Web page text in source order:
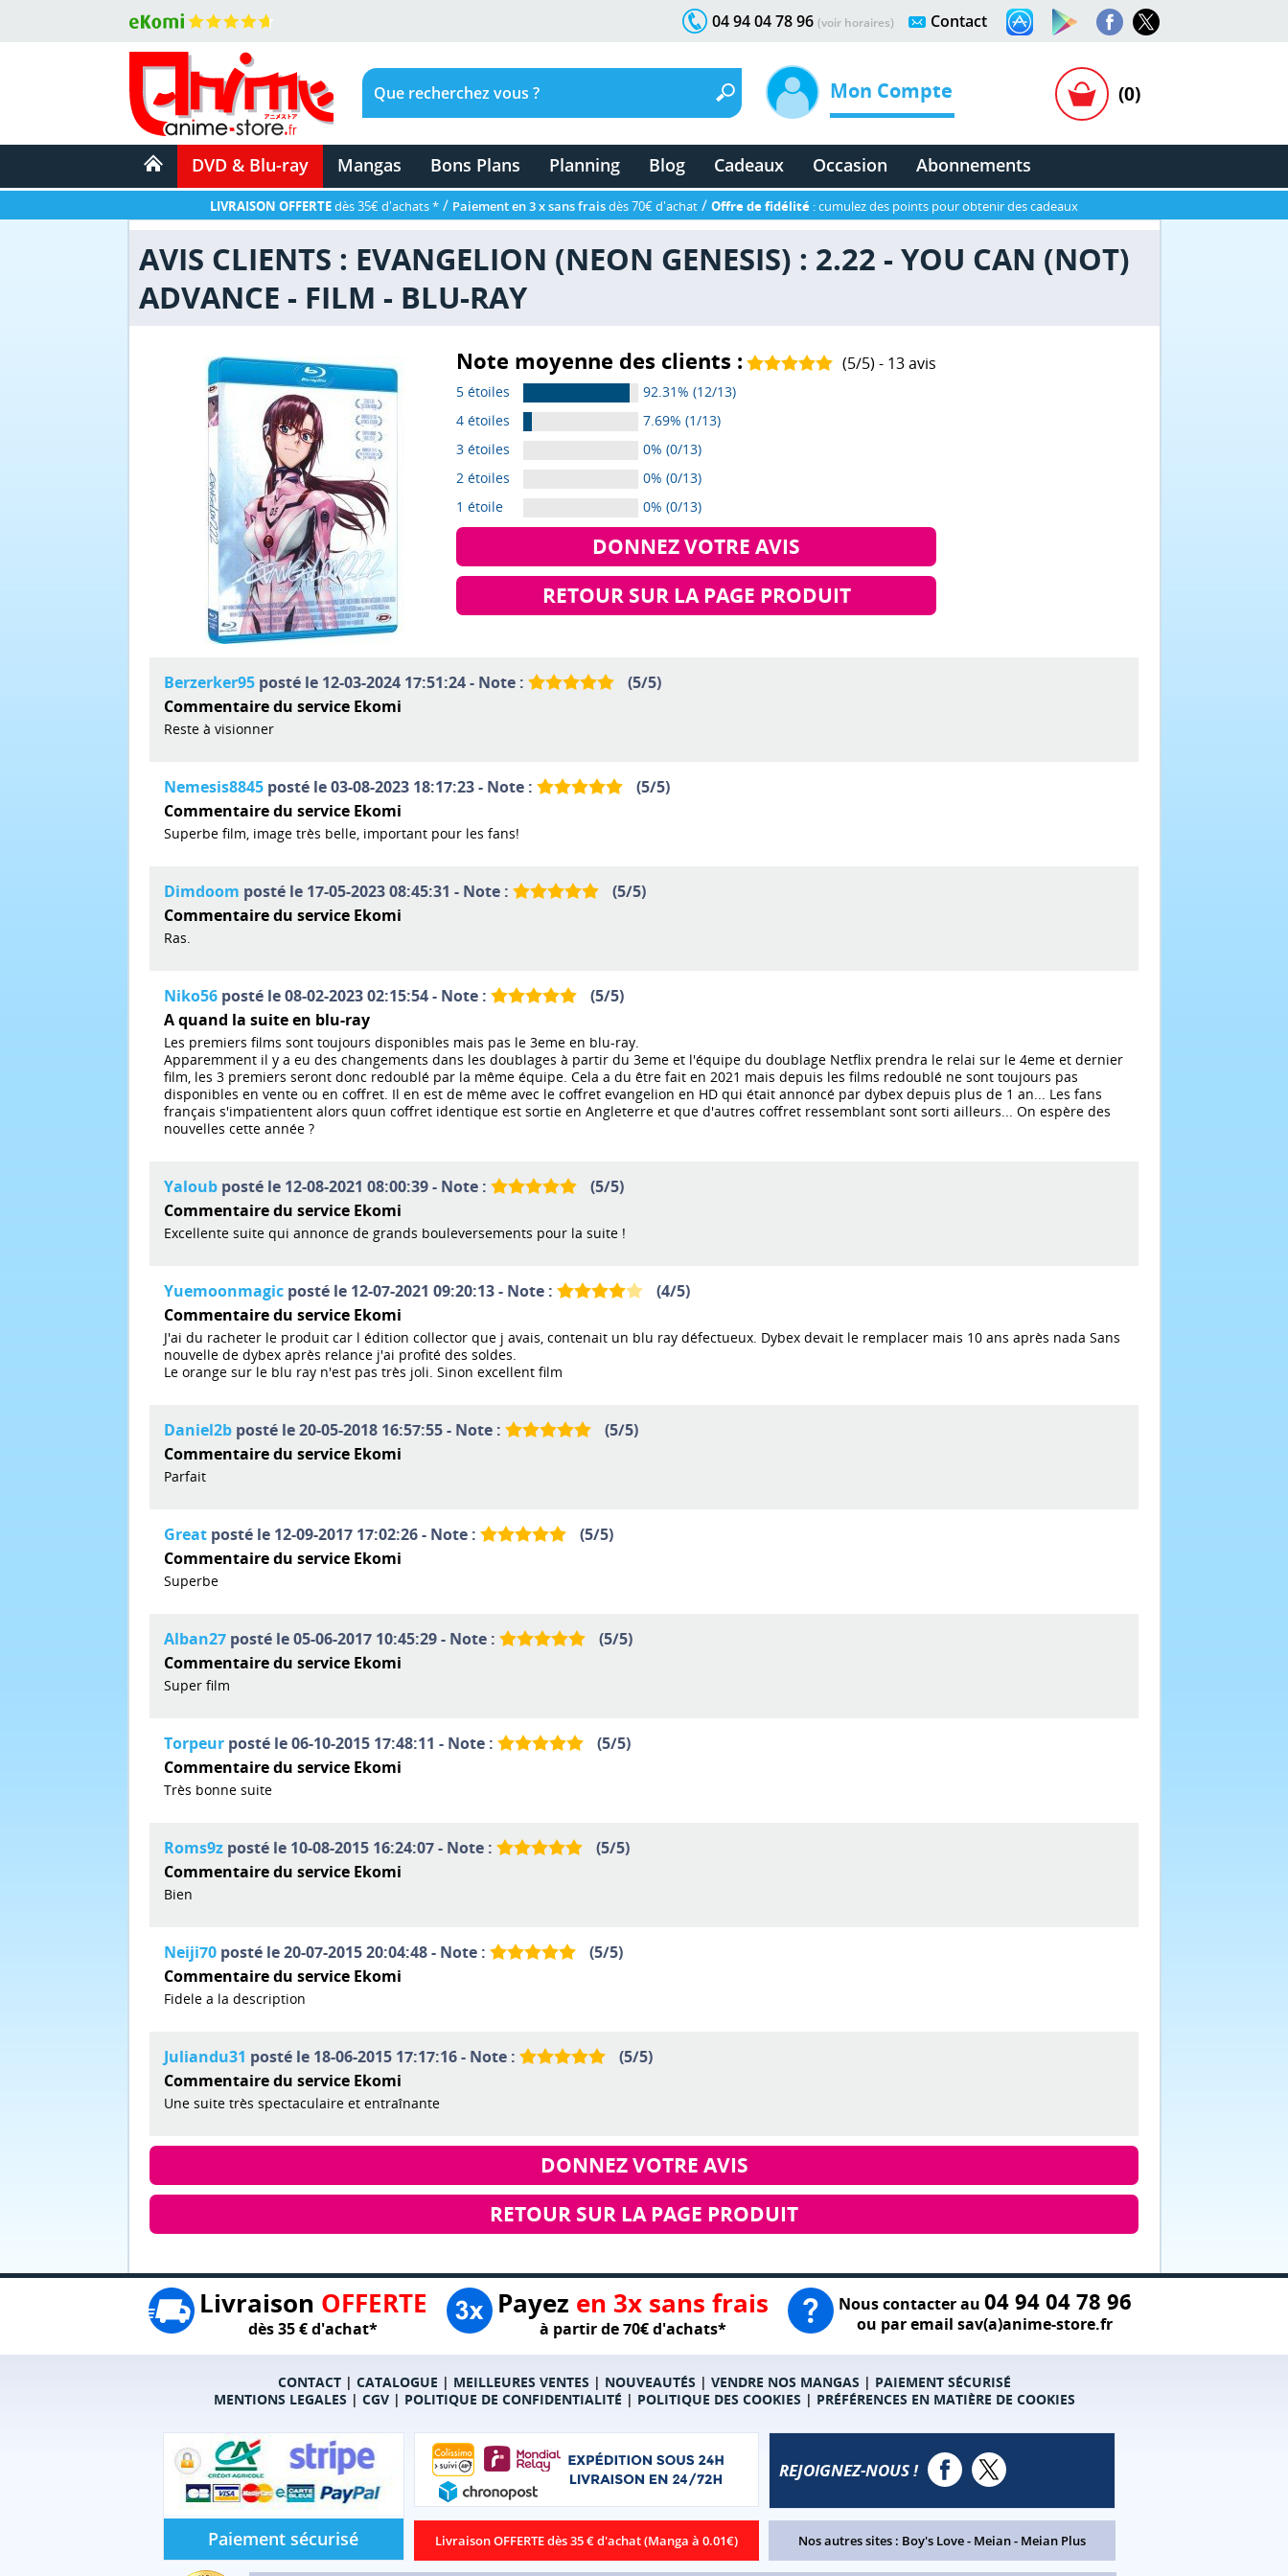
Contact
04 94 04 78 96 (voir horaires)
Mon Compte (0)
DVD & Blu-ray Mangas Bons Plans Planning Blog Cadeaux Occasion Abonnements
LIVRAISON OFFERTEdès 35€ d'achats * / Paiement en 3 x sans fraisdès 70€ d'achat / Offre de fidélité : cumulez des points pour obtenir des cadeaux
AVIS CLIENTS : EVANGELION (NEON GENESIS) : 2.22 - YOU CAN (NOT)
ADVANCE - FILM - BLU-RAY
Note moyenne des clients : (5/5) - 13avis
5 étoiles
92.31% (12/13)
4 étoiles
7.69% (1/13)
3 étoiles
0% (0/13)
2 étoiles
0% (0/13)
1 étoile
0% (0/13)
DONNEZ VOTRE AVIS
RETOUR SUR LA PAGE PRODUIT
Berzerker95 posté le 12-03-2024 17:51:24 - Note : (5/5)
Commentaire du service Ekomi
Reste à visionner
Nemesis8845 posté le 03-08-2023 18:17:23 - Note : (5/5)
Commentaire du service Ekomi
Superbe film, image très belle, important pour les fans!
Dimdoom posté le 17-05-2023 08:45:31 - Note : (5/5)
Commentaire du service Ekomi
Ras.
Niko56 posté le 08-02-2023 02:15:54 - Note : (5/5)
A quand la suite en blu-ray
Les premiers films sont toujours disponibles mais pas le 3eme en blu-ray.
Apparemment il y a eu des changements dans les doublages à partir du 3eme et l'équipe du doublage Netflix prendra le relai sur le 4eme et dernier
film, les 3 premiers seront donc redoublé par la même équipe. Cela a du être fait en 2021 mais depuis les films redoublé ne sont toujours pas
disponibles en vente ou en coffret. Il en est de même avec le coffret evangelion en HD qui était annoncé par dybex depuis plus de 1 an... Les fans
français s'impatientent alors quun coffret identique est sortie en Angleterre et que d'autres coffret ressemblant sont sorti ailleurs... On espère des
nouvelles cette année ?
Yaloub posté le 12-08-2021 08:00:39 - Note : (5/5)
Commentaire du service Ekomi
Excellente suite qui annonce de grands bouleversements pour la suite !
Yuemoonmagic posté le 12-07-2021 09:20:13 - Note : (4/5)
Commentaire du service Ekomi
J'ai du racheter le produit car l édition collector que j avais, contenait un blu ray défectueux. Dybex devait le remplacer mais 10 ans après nada Sans
nouvelle de dybex après relance j'ai profité des soldes.
Le orange sur le blu ray n'est pas très joli. Sinon excellent film
Daniel2b posté le 20-05-2018 16:57:55 - Note : (5/5)
Commentaire du service Ekomi
Parfait
Great posté le 12-09-2017 17:02:26 - Note : (5/5)
Commentaire du service Ekomi
Superbe
Alban27 posté le 05-06-2017 10:45:29 - Note : (5/5)
Commentaire du service Ekomi
Super film
Torpeur posté le 06-10-2015 17:48:11 - Note : (5/5)
Commentaire du service Ekomi
Très bonne suite
Roms9z posté le 10-08-2015 16:24:07 - Note : (5/5)
Commentaire du service Ekomi
Bien
Neiji70 posté le 20-07-2015 20:04:48 - Note : (5/5)
Commentaire du service Ekomi
Fidele a la description
Juliandu31 posté le 18-06-2015 17:17:16 - Note : (5/5)
Commentaire du service Ekomi
Une suite très spectaculaire et entraînante
DONNEZ VOTRE AVIS
RETOUR SUR LA PAGE PRODUIT
Livraison OFFERTE
dès 35 € d'achat*
Payez en 3x sans frais
à partir de 70€ d'achats*
Nous contacter au 04 94 04 78 96
ou par email sav(a)anime-store.fr
CONTACT| CATALOGUE | MEILLEURES VENTES | NOUVEAUTÉS | VENDRE NOS MANGAS | PAIEMENT SÉCURISÉ
MENTIONS LEGALES | CGV| POLITIQUE DE CONFIDENTIALITÉ | POLITIQUE DES COOKIES | PRÉFÉRENCES EN MATIÈRE DE COOKIES
Paiement sécurisé Livraison OFFERTE dès 35 € d'achat (Manga à 0.01€)
REJOIGNEZ-NOUS !
Nos autres sites : Boy's Love- Meian- Meian Plus